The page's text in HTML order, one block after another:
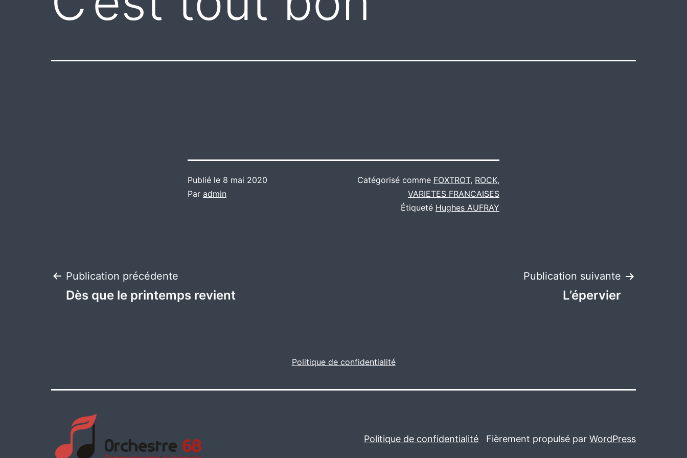
Publié le 8 mai 2020
Par admin
Catégorisé comme FOXTROT, ROCK,
VARIETES FRANCAISES
Étiqueté Hughes AUFRAY
Navigation
Publication précédente
Dès que le printemps revient
Publication suivante
L’épervier
Politique de confidentialité
Politique de confidentialité Fièrement propulsé par WordPress